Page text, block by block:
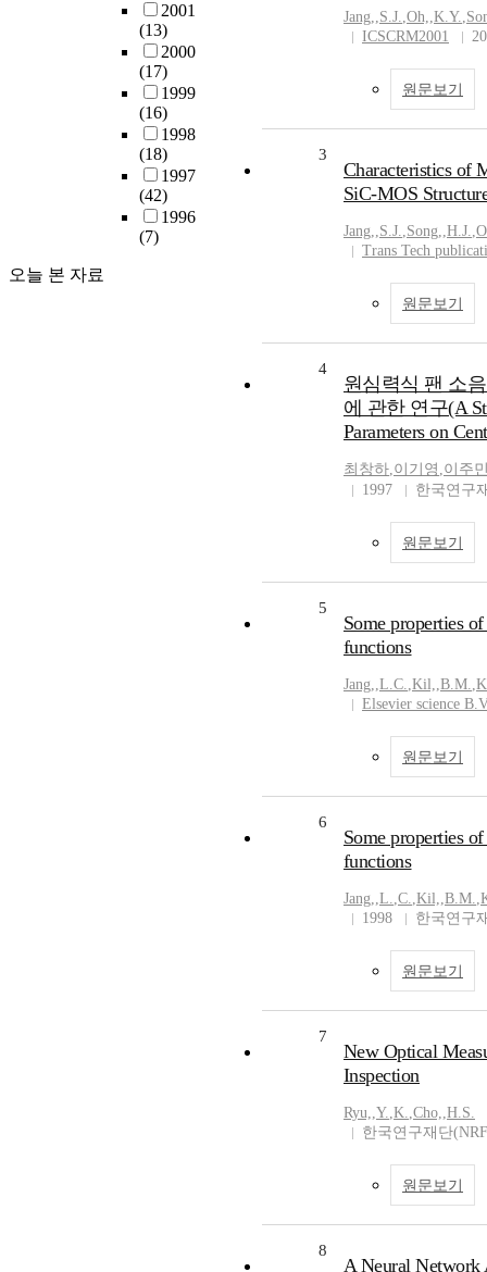
2001
(13)
2000
(17)
1999
(16)
1998
(18)
1997
(42)
1996
(7)
오늘 본 자료
Jang,,S.J.,Oh,,K.Y.,
ICSCRM2001
원문보기
3
Characteristics of
SiC-MOS
Jang,,S.J.,Song,,H.J.,
Trans Tech
원문보기
4
원심력식 팬 소
에 관한 연구(A
Parameters on
최창하,이기영 ,이주
1997
한국연구
원문보기
5
Some properties
functions
Jang,,L.C.,Kil,,B.M.,
Elsevier science
원문보기
6
Some properties
functions
Jang,,L.,C.,Kil,,B.M.,
1998
한국연구
원문보기
7
New Optical
Inspection
Ryu,,Y.,K.,Cho,,H.S.
한국연구재단
원문보기
8
A Neural Network